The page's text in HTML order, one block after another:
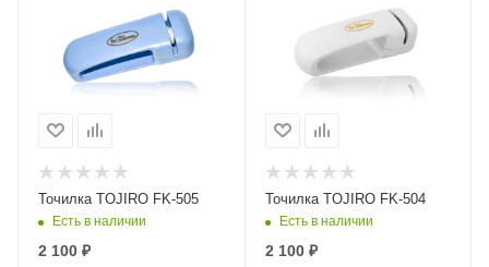
Точилка TOJIRO FK-505
Есть в наличии
2 100 ₽
Точилка TOJIRO FK-504
Есть в наличии
2 100₽